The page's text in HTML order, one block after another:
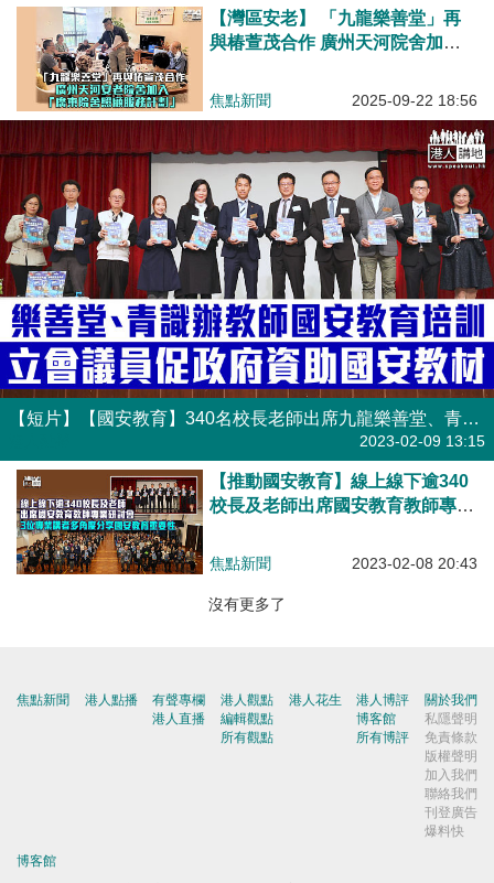
【灣區安老】 「九龍樂善堂」再
與椿萱茂合作 廣州天河院舍加入
焦點新聞 2025-09-22 18:56
【短片】【國安教育】340名校長老師出席九龍樂善堂、青識主辦專業研討會 三講者分享國安真實案例 黃汝榮：香港國安法無灰色地帶 林景昇：教育下一代明辯事理 周文港：促政府資助國安教材
2023-02-09 13:15
【推動國安教育】線上線下逾340
校長及老師出席國安教育教師專業
安教育重要性
焦點新聞 2023-02-08 20:43
沒有更多了
焦點新聞 港人點播
有聲專欄
港人直播
港人觀點
編輯觀點
所有觀點
港人花生
港人博評
博客館
所有博評
關於我們
私隱聲明
免責條款
版權聲明
加入我們
聯絡我們
刊登廣告
爆料快
博客館